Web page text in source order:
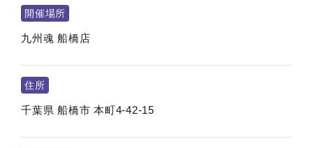
開催場所
九州魂 船橋店
住所
千葉県 船橋市 本町4-42-15